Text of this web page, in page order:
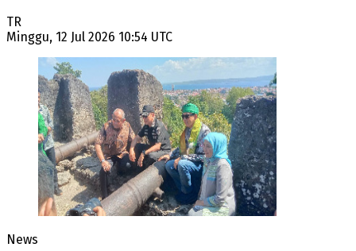
TR
Minggu, 12 Jul 2026 10:54 UTC
News